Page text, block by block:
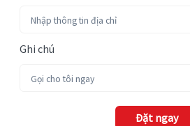
Ghi chú
Đặt ngay